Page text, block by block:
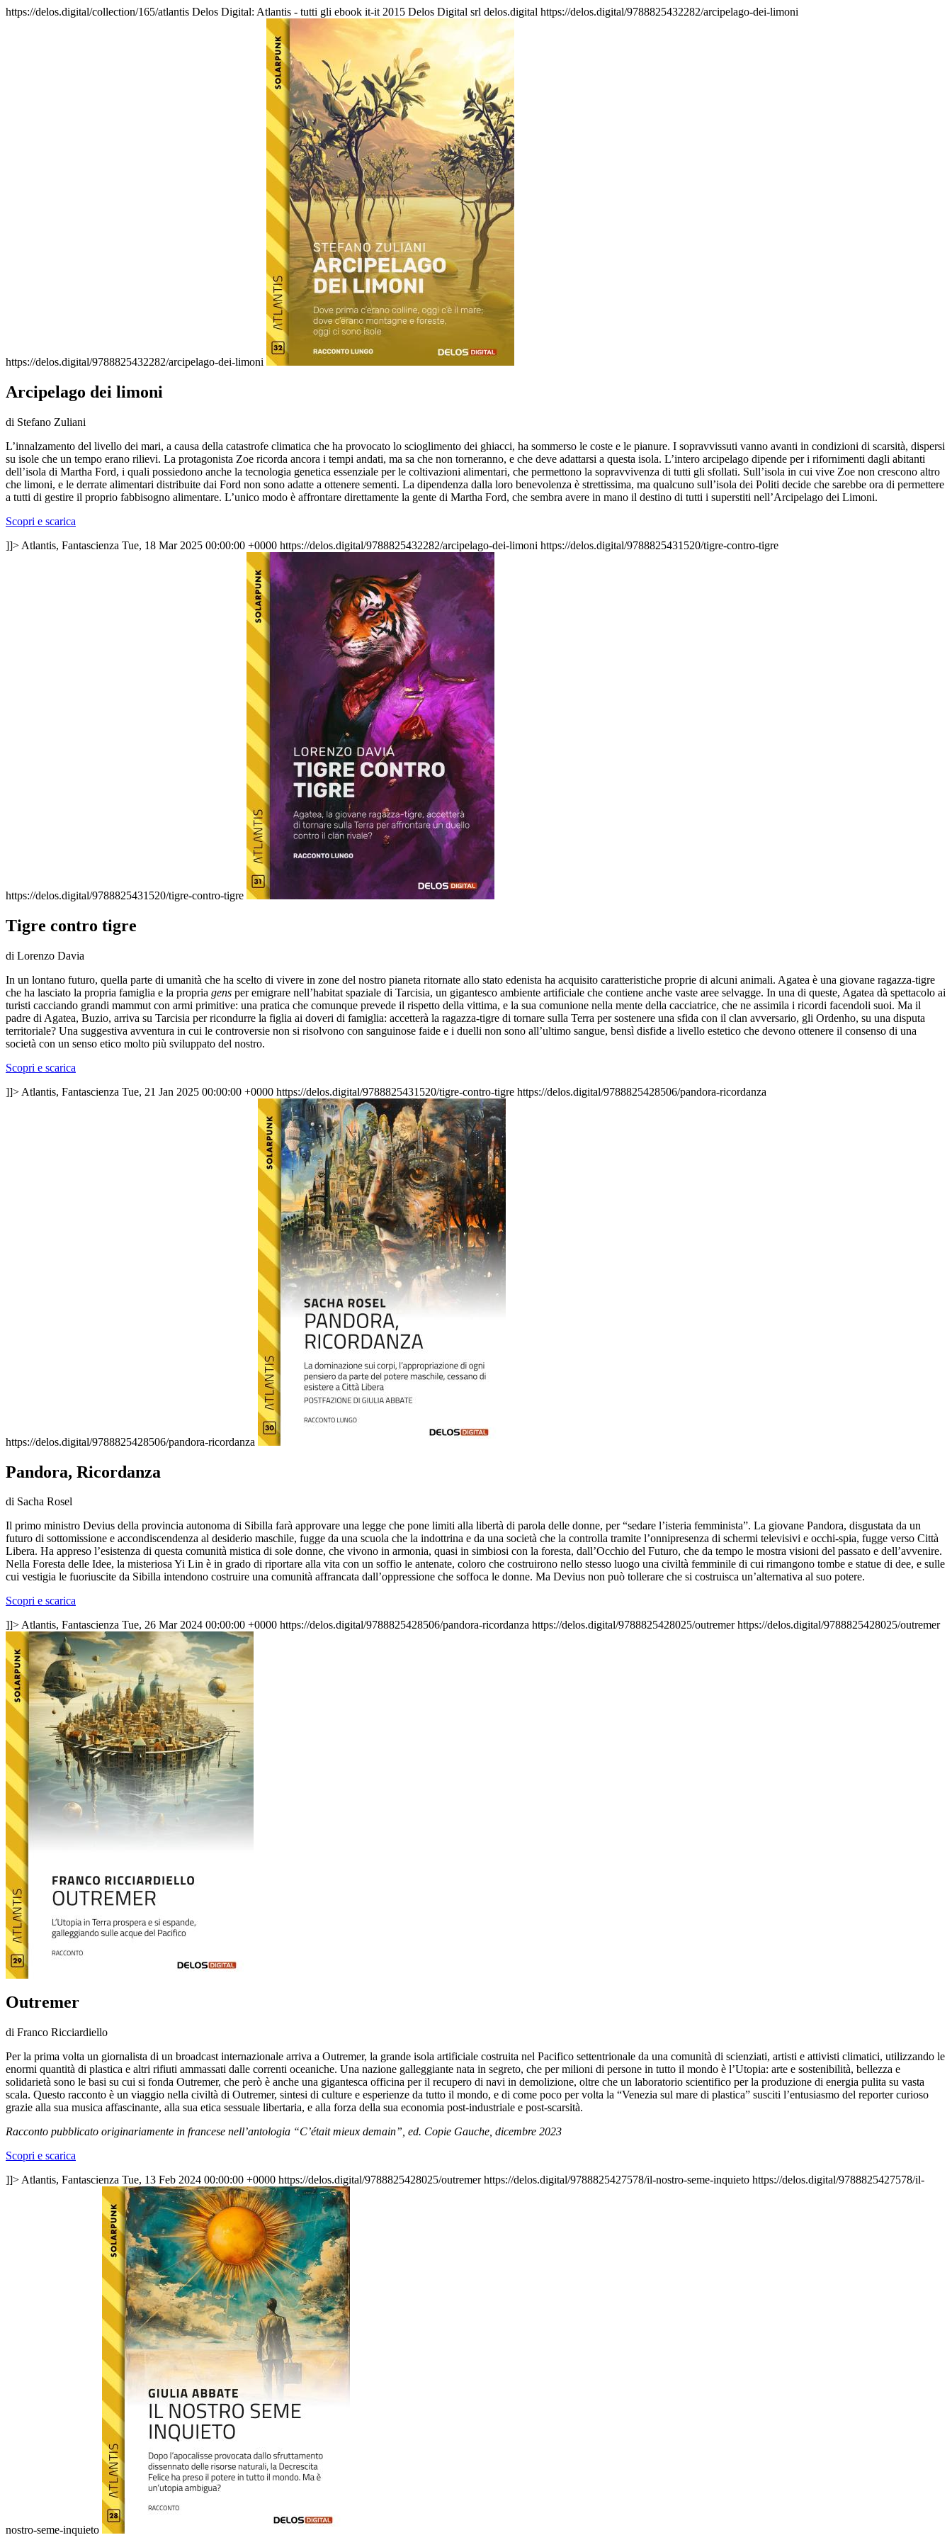
https://delos.digital/collection/165/atlantis Delos Digital: Atlantis - tutti gli ebook it-it 2015 Delos Digital srl delos.digital https://delos.digital/9788825432282/arcipelago-dei-limoni
https://delos.digital/9788825432282/arcipelago-dei-limoni
Arcipelago dei limoni
di Stefano Zuliani
L’innalzamento del livello dei mari, a causa della catastrofe climatica che ha provocato lo scioglimento dei ghiacci, ha sommerso le coste e le pianure. I sopravvissuti vanno avanti in condizioni di scarsità, dispersi
su isole che un tempo erano rilievi. La protagonista Zoe ricorda ancora i tempi andati, ma sa che non torneranno, e che deve adattarsi a questa isola. L’intero arcipelago dipende per i rifornimenti dagli abitanti
dell’isola di Martha Ford, i quali possiedono anche la tecnologia genetica essenziale per le coltivazioni alimentari, che permettono la sopravvivenza di tutti gli sfollati. Sull’isola in cui vive Zoe non crescono altro
che limoni, e le derrate alimentari distribuite dai Ford non sono adatte a ottenere sementi. La dipendenza dalla loro benevolenza è strettissima, ma qualcuno sull’isola dei Politi decide che sarebbe ora di permettere
a tutti di gestire il proprio fabbisogno alimentare. L’unico modo è affrontare direttamente la gente di Martha Ford, che sembra avere in mano il destino di tutti i superstiti nell’Arcipelago dei Limoni.
Scopri e scarica
]]> Atlantis, Fantascienza Tue, 18 Mar 2025 00:00:00 +0000 https://delos.digital/9788825432282/arcipelago-dei-limoni https://delos.digital/9788825431520/tigre-contro-tigre
https://delos.digital/9788825431520/tigre-contro-tigre
Tigre contro tigre
di Lorenzo Davia
In un lontano futuro, quella parte di umanità che ha scelto di vivere in zone del nostro pianeta ritornate allo stato edenista ha acquisito caratteristiche proprie di alcuni animali. Agatea è una giovane ragazza-tigre
che ha lasciato la propria famiglia e la propria gens per emigrare nell’habitat spaziale di Tarcisia, un gigantesco ambiente artificiale che contiene anche vaste aree selvagge. In una di queste, Agatea dà spettacolo ai
turisti cacciando grandi mammut con armi primitive: una pratica che comunque prevede il rispetto della vittima, e la sua comunione nella mente della cacciatrice, che ne assimila i ricordi facendoli suoi. Ma il
padre di Agatea, Buzio, arriva su Tarcisia per ricondurre la figlia ai doveri di famiglia: accetterà la ragazza-tigre di tornare sulla Terra per sostenere una sfida con il clan avversario, gli Ordenho, su una disputa
territoriale? Una suggestiva avventura in cui le controversie non si risolvono con sanguinose faide e i duelli non sono all’ultimo sangue, bensì disfide a livello estetico che devono ottenere il consenso di una
società con un senso etico molto più sviluppato del nostro.
Scopri e scarica
]]> Atlantis, Fantascienza Tue, 21 Jan 2025 00:00:00 +0000 https://delos.digital/9788825431520/tigre-contro-tigre https://delos.digital/9788825428506/pandora-ricordanza
https://delos.digital/9788825428506/pandora-ricordanza
Pandora, Ricordanza
di Sacha Rosel
Il primo ministro Devius della provincia autonoma di Sibilla farà approvare una legge che pone limiti alla libertà di parola delle donne, per “sedare l’isteria femminista”. La giovane Pandora, disgustata da un
futuro di sottomissione e accondiscendenza al desiderio maschile, fugge da una scuola che la indottrina e da una società che la controlla tramite l’onnipresenza di schermi televisivi e occhi-spia, fugge verso Città
Libera. Ha appreso l’esistenza di questa comunità mistica di sole donne, che vivono in armonia, quasi in simbiosi con la foresta, dall’Occhio del Futuro, che da tempo le mostra visioni del passato e dell’avvenire.
Nella Foresta delle Idee, la misteriosa Yi Lin è in grado di riportare alla vita con un soffio le antenate, coloro che costruirono nello stesso luogo una civiltà femminile di cui rimangono tombe e statue di dee, e sulle
cui vestigia le fuoriuscite da Sibilla intendono costruire una comunità affrancata dall’oppressione che soffoca le donne. Ma Devius non può tollerare che si costruisca un’alternativa al suo potere.
Scopri e scarica
]]>Atlantis, Fantascienza Tue, 26 Mar 2024 00:00:00 +0000 https://delos.digital/9788825428506/pandora-ricordanza https://delos.digital/9788825428025/outremerhttps://delos.digital/9788825428025/outremer
Outremer
di Franco Ricciardiello
Per la prima volta un giornalista di un broadcast internazionale arriva a Outremer, la grande isola artificiale costruita nel Pacifico settentrionale da una comunità di scienziati, artisti e attivisti climatici, utilizzando le
enormi quantità di plastica e altri rifiuti ammassati dalle correnti oceaniche. Una nazione galleggiante nata in segreto, che per milioni di persone in tutto il mondo è l’Utopia: arte e sostenibilità, bellezza e
solidarietà sono le basi su cui si fonda Outremer, che però è anche una gigantesca officina per il recupero di navi in demolizione, oltre che un laboratorio scientifico per la produzione di energia pulita su vasta
scala. Questo racconto è un viaggio nella civiltà di Outremer, sintesi di culture e esperienze da tutto il mondo, e di come poco per volta la “Venezia sul mare di plastica” susciti l’entusiasmo del reporter curioso
grazie alla sua musica affascinante, alla sua etica sessuale libertaria, e alla forza della sua economia post-industriale e post-scarsità.
Racconto pubblicato originariamente in francese nell’antologia “C’était mieux demain”, ed. Copie Gauche, dicembre 2023
Scopri e scarica
]]> Atlantis, Fantascienza Tue, 13 Feb 2024 00:00:00 +0000 https://delos.digital/9788825428025/outremer https://delos.digital/9788825427578/il-nostro-seme-inquieto https://delos.digital/9788825427578/il-
nostro-seme-inquieto